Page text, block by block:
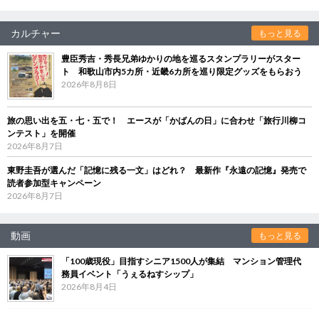
カルチャー もっと見る
豊臣秀吉・秀長兄弟ゆかりの地を巡るスタンプラリーがスター
ト 和歌山市内5カ所・近畿6カ所を巡り限定グッズをもらおう
2026年8月8日
旅の思い出を五・七・五で！ エースが「かばんの日」に合わせ「旅行川柳コ
ンテスト」を開催
2026年8月7日
東野圭吾が選んだ「記憶に残る一文」はどれ？ 最新作『永遠の記憶』発売で
読者参加型キャンペーン
2026年8月7日
動画 もっと見る
「100歳現役」目指すシニア1500人が集結 マンション管理代
務員イベント「うぇるねすシップ」
2026年8月4日